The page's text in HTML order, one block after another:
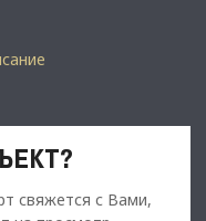
свяжется с Вами,